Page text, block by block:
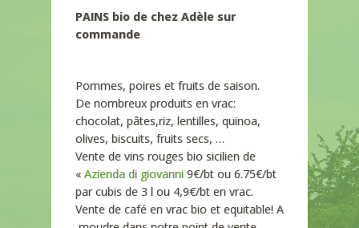
PAINS bio de chez Adèle sur
commande
Pommes, poires et fruits de saison.
De nombreux produits en vrac:
chocolat, pâtes,riz, lentilles, quinoa,
olives, biscuits, fruits secs, …
Vente de vins rouges bio sicilien de
«Azienda di giovanni 9€/bt ou 6.75€/bt
par cubis de 3 l ou 4,9€/bt en vrac.
Vente de café en vrac bio et equitable! A